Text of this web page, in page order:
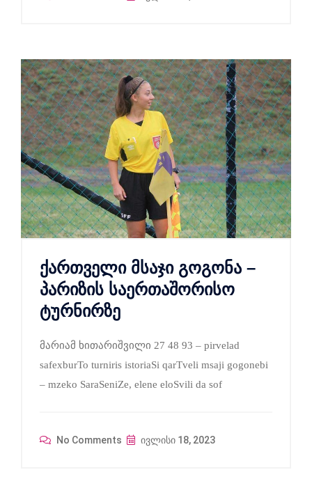
ქართველი მსაჯი გოგონა –
პარიზის საერთაშორისო
ტურნირზე
მარიამ ხითარიშვილი 27 48 93 – pirvelad
safexburTo turniris istoriaSi qarTveli msaji gogonebi
– mzeko SaraSeniZe, elene eloSvili da sof
No Comments ივლისი 18, 2023